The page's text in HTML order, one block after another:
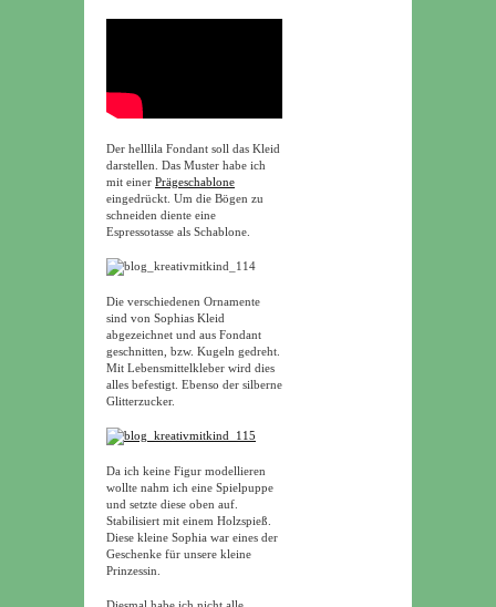
Der helllila Fondant soll das Kleid
darstellen. Das Muster habe ich
mit einer Prägeschablone
eingedrückt. Um die Bögen zu
schneiden diente eine
Espressotasse als Schablone.
Die verschiedenen Ornamente
sind von Sophias Kleid
abgezeichnet und aus Fondant
geschnitten, bzw. Kugeln gedreht.
Mit Lebensmittelkleber wird dies
alles befestigt. Ebenso der silberne
Glitterzucker.
Da ich keine Figur modellieren
wollte nahm ich eine Spielpuppe
und setzte diese oben auf.
Stabilisiert mit einem Holzspieß.
Diese kleine Sophia war eines der
Geschenke für unsere kleine
Prinzessin.